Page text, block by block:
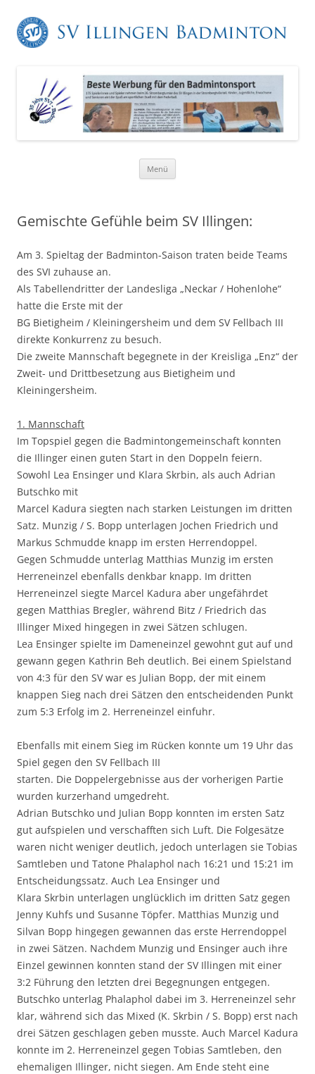
Menü
Gemischte Gefühle beim SV Illingen:
Am 3. Spieltag der Badminton-Saison traten beide Teams
des SVI zuhause an.
Als Tabellendritter der Landesliga „Neckar / Hohenlohe“
hatte die Erste mit der
BG Bietigheim / Kleiningersheim und dem SV Fellbach III
direkte Konkurrenz zu besuch.
Die zweite Mannschaft begegnete in der Kreisliga „Enz“ der
Zweit- und Drittbesetzung aus Bietigheim und
Kleiningersheim.
1. Mannschaft
Im Topspiel gegen die Badmintongemeinschaft konnten
die Illinger einen guten Start in den Doppeln feiern.
Sowohl Lea Ensinger und Klara Skrbin, als auch Adrian
Butschko mit
Marcel Kadura siegten nach starken Leistungen im dritten
Satz. Munzig / S. Bopp unterlagen Jochen Friedrich und
Markus Schmudde knapp im ersten Herrendoppel.
Gegen Schmudde unterlag Matthias Munzig im ersten
Herreneinzel ebenfalls denkbar knapp. Im dritten
Herreneinzel siegte Marcel Kadura aber ungefährdet
gegen Matthias Bregler, während Bitz / Friedrich das
Illinger Mixed hingegen in zwei Sätzen schlugen.
Lea Ensinger spielte im Dameneinzel gewohnt gut auf und
gewann gegen Kathrin Beh deutlich. Bei einem Spielstand
von 4:3 für den SV war es Julian Bopp, der mit einem
knappen Sieg nach drei Sätzen den entscheidenden Punkt
zum 5:3 Erfolg im 2. Herreneinzel einfuhr.
Ebenfalls mit einem Sieg im Rücken konnte um 19 Uhr das
Spiel gegen den SV Fellbach III
starten. Die Doppelergebnisse aus der vorherigen Partie
wurden kurzerhand umgedreht.
Adrian Butschko und Julian Bopp konnten im ersten Satz
gut aufspielen und verschafften sich Luft. Die Folgesätze
waren nicht weniger deutlich, jedoch unterlagen sie Tobias
Samtleben und Tatone Phalaphol nach 16:21 und 15:21 im
Entscheidungssatz. Auch Lea Ensinger und
Klara Skrbin unterlagen unglücklich im dritten Satz gegen
Jenny Kuhfs und Susanne Töpfer. Matthias Munzig und
Silvan Bopp hingegen gewannen das erste Herrendoppel
in zwei Sätzen. Nachdem Munzig und Ensinger auch ihre
Einzel gewinnen konnten stand der SV Illingen mit einer
3:2 Führung den letzten drei Begegnungen entgegen.
Butschko unterlag Phalaphol dabei im 3. Herreneinzel sehr
klar, während sich das Mixed (K. Skrbin / S. Bopp) erst nach
drei Sätzen geschlagen geben musste. Auch Marcel Kadura
konnte im 2. Herreneinzel gegen Tobias Samtleben, den
ehemaligen Illinger, nicht siegen. Am Ende steht eine